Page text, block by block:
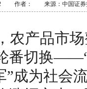
12 作者： 来源：中国证券
农产品市
番切换
”成为社会